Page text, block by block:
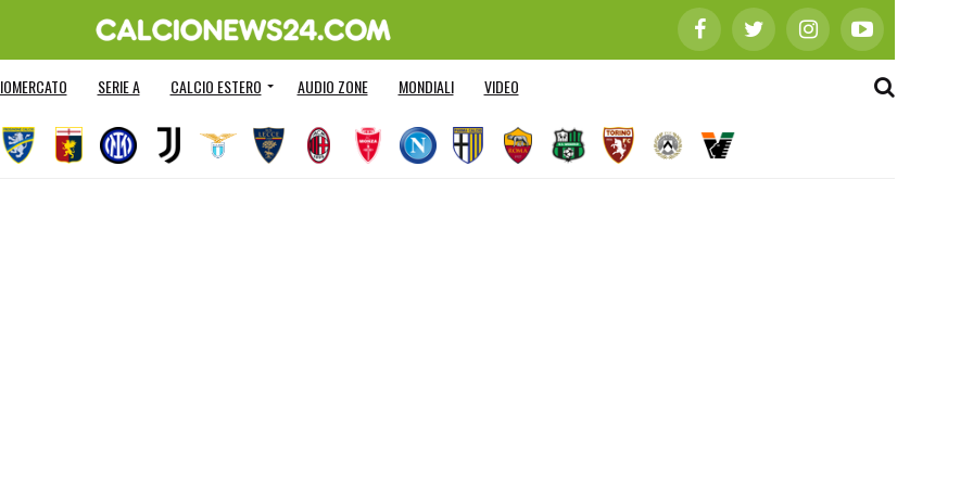
SERIE A CALCIO ESTERO AUDIO ZONE MONDIALI VIDEO